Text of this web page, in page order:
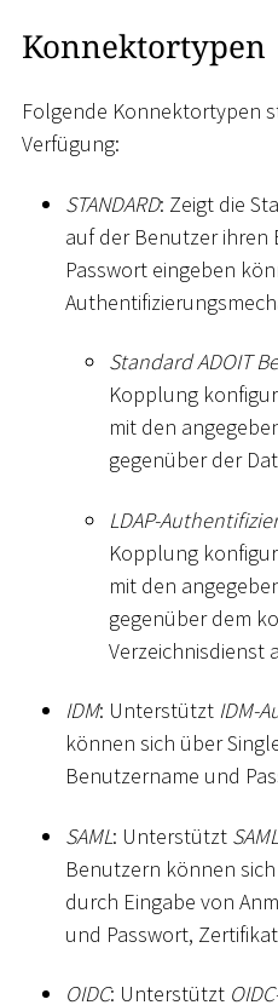
Konnektortypen
Folgende Konnektortypen
Verfügung:
STANDARD: Zeigt die
auf der Benutzer
Passwort eingeben
Standard ADOIT
Kopplung
mit den
gegenüber der
LDAP-
Kopplung
mit den
gegenüber dem
Verzeichnisdienst
IDM: Unterstützt IDM-
können sich über
Benutzername und
SAML: Unterstützt
Benutzern können
durch Eingabe von
und Passwort,
OIDC: Unterstützt